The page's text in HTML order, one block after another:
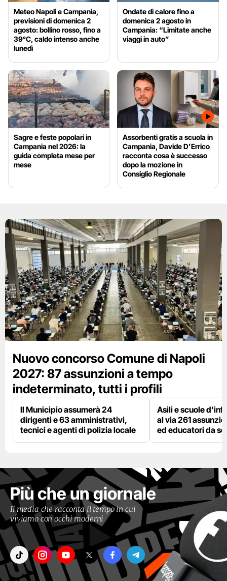
Meteo Napoli e Campania,
previsioni di domenica 2
agosto: bollino rosso, fino a
39°C, caldo intenso anche
lunedì
Ondate di calore fino a
domenica 2 agosto in
Campania: “Limitate anche
viaggi in auto”
Sagre e feste popolari in
Campania nel 2026: la
guida completa mese per
mese
Assorbenti gratis a scuola in
Campania, Davide D’Errico
racconta cosa è successo
dopo la mozione in
Consiglio Regionale
Nuovo concorso Comune di Napoli
2027: 87 assunzioni a tempo
indeterminato, tutti i profili
Il Municipio assumerà 24
dirigenti e 63 amministrativi,
tecnici e agenti di polizia locale
Asili e scuole
al via 261
ed educatori da
Più che un giornale
Il media che racconta il tempo in cui
viviamo con occhi moderni